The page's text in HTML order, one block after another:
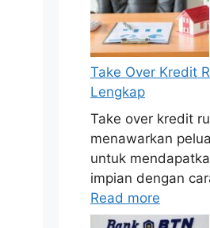
Take Over Kredit
Lengkap
Take over kredit
menawarkan
untuk
impian dengan
Read more